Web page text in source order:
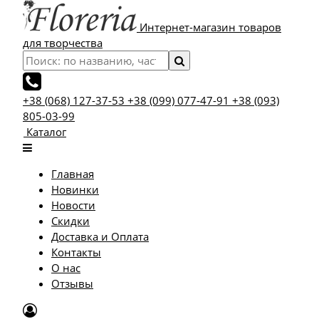
Интернет-магазин товаров
для творчества
+38 (068) 127-37-53 +38 (099) 077-47-91 +38 (093)
805-03-99
Каталог
Главная
Новинки
Новости
Скидки
Доставка и Оплата
Контакты
О нас
Отзывы